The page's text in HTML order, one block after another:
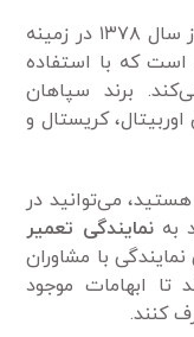
یکی از مهم‌ترین شرکت‌های ایرانی که از سال ۱۳۷۸ در زمینه
است که با استفاده
برند سپاهان
کریستال و
می‌توانید در
بهنمایندگی تعمیر
با مشاوران
ابهامات موجود
کنند.